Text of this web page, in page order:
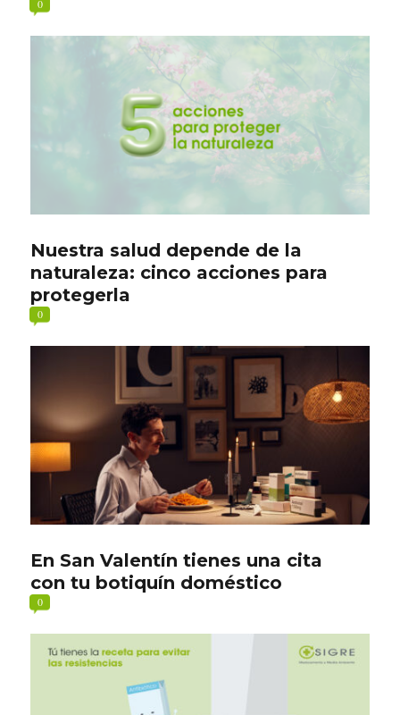
0
Nuestra salud depende de la
naturaleza: cinco acciones para
protegerla
0
En San Valentín tienes una cita
con tu botiquín doméstico
0